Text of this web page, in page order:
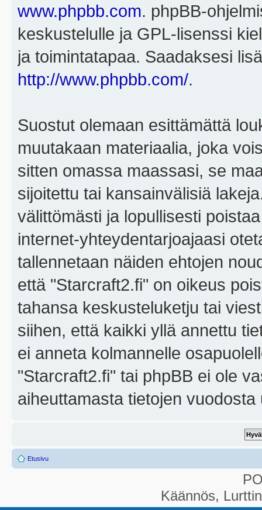
www.phpbb.com. phpBB-
keskustelulle ja GPL-lisenssi
ja toimintatapaa. Saadaksesi
http://www.phpbb.com/.
Suostut olemaan esittämättä
muutakaan materiaalia, joka
sitten omassa maassasi, se
sijoitettu tai kansainvälisiä
välittömästi ja lopullisesti
internet-yhteydentarjoajaasi
tallennetaan näiden ehtojen
että "Starcraft2.fi" on oikeus
tahansa keskusteluketju tai
siihen, että kaikki yllä annettu
ei anneta kolmannelle
"Starcraft2.fi" tai phpBB ei ole
aiheuttamasta tietojen
Etusivu
Käännös,